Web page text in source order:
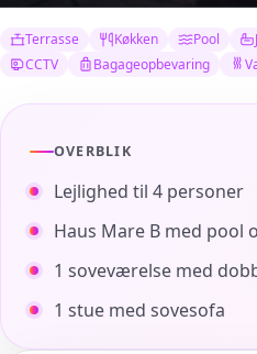
Terrasse Køkken Pool
CCTV
Bagageopbevaring
OVERBLIK
Lejlighed til 4 personer
Haus Mare B med pool
1 soveværelse med
1 stue med sovesofa